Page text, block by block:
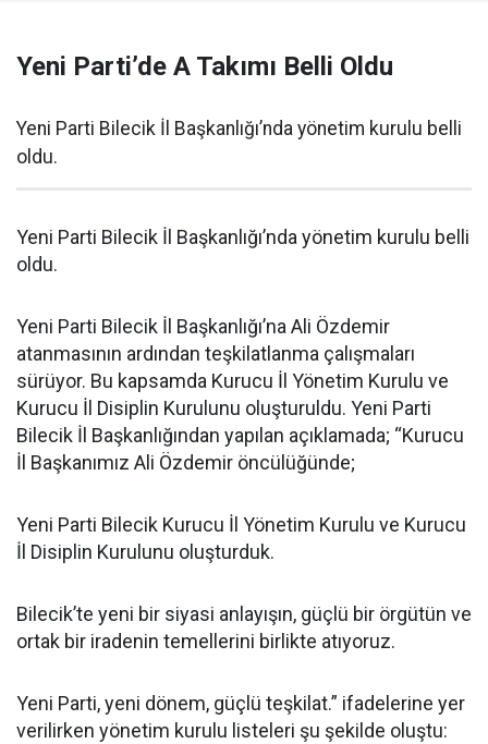
Yeni Parti’de A Takımı Belli Oldu
Yeni Parti Bilecik İl Başkanlığı’nda yönetim kurulu belli
oldu.
Yeni Parti Bilecik İl Başkanlığı’nda yönetim kurulu belli
oldu.
Yeni Parti Bilecik İl Başkanlığı’na Ali Özdemir
atanmasının ardından teşkilatlanma çalışmaları
sürüyor. Bu kapsamda Kurucu İl Yönetim Kurulu ve
Kurucu İl Disiplin Kurulunu oluşturuldu. Yeni Parti
Bilecik İl Başkanlığından yapılan açıklamada; “Kurucu
İl Başkanımız Ali Özdemir öncülüğünde;
Yeni Parti Bilecik Kurucu İl Yönetim Kurulu ve Kurucu
İl Disiplin Kurulunu oluşturduk.
Bilecik’te yeni bir siyasi anlayışın, güçlü bir örgütün ve
ortak bir iradenin temellerini birlikte atıyoruz.
Yeni Parti, yeni dönem, güçlü teşkilat.” ifadelerine yer
verilirken yönetim kurulu listeleri şu şekilde oluştu: